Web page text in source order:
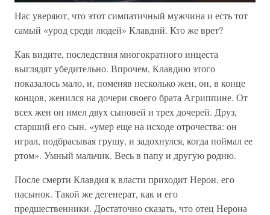
Нас уверяют, что этот симпатичный мужчина и есть тот
самый «урод среди людей» Клавдий. Кто же врет?
Как видите, последствия многократного инцеста
выглядят убедительно. Впрочем, Клавдию этого
показалось мало, и, поменяв несколько жен, он, в конце
концов, женился на дочери своего брата Агриппине. От
всех жен он имел двух сыновей и трех дочерей. Друз,
старший его сын, «умер еще на исходе отрочества: он
играл, подбрасывая грушу, и задохнулся, когда поймал ее
ртом». Умный мальчик. Весь в папу и другую родню.
После смерти Клавдия к власти приходит Нерон, его
пасынок. Такой же дегенерат, как и его
предшественники. Достаточно сказать, что отец Нерона